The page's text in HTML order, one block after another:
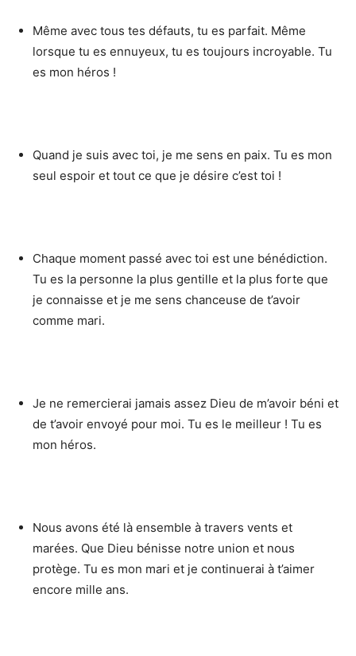
Même avec tous tes défauts, tu es parfait. Même
lorsque tu es ennuyeux, tu es toujours incroyable. Tu
es mon héros !
Quand je suis avec toi, je me sens en paix. Tu es mon
seul espoir et tout ce que je désire c’est toi !
Chaque moment passé avec toi est une bénédiction.
Tu es la personne la plus gentille et la plus forte que
je connaisse et je me sens chanceuse de t’avoir
comme mari.
Je ne remercierai jamais assez Dieu de m’avoir béni et
de t’avoir envoyé pour moi. Tu es le meilleur ! Tu es
mon héros.
Nous avons été là ensemble à travers vents et
marées. Que Dieu bénisse notre union et nous
protège. Tu es mon mari et je continuerai à t’aimer
encore mille ans.